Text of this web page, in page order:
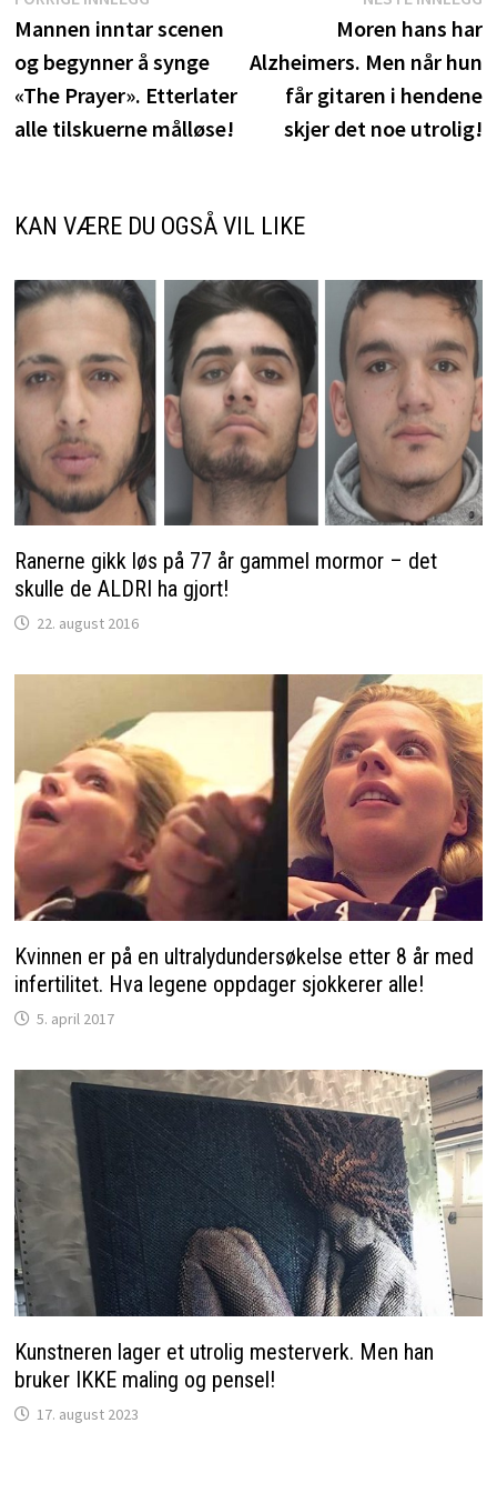
innlegg:
Mannen inntar scenen
og begynner å synge
«The Prayer». Etterlater
alle tilskuerne målløse!
Moren hans har
Alzheimers. Men når hun
får gitaren i hendene
skjer det noe utrolig!
KAN VÆRE DU OGSÅ VIL LIKE
Ranerne gikk løs på 77 år gammel mormor – det
skulle de ALDRI ha gjort!
22. august 2016
Kvinnen er på en ultralydundersøkelse etter 8 år med
infertilitet. Hva legene oppdager sjokkerer alle!
5. april 2017
Kunstneren lager et utrolig mesterverk. Men han
bruker IKKE maling og pensel!
17. august 2023